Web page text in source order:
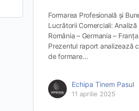
Formarea Profesională și
Lucrătorii Comerciali:
România – Germania –
Prezentul raport analizează
de formare…
Echipa Tinem Pasul
11 aprilie 2025